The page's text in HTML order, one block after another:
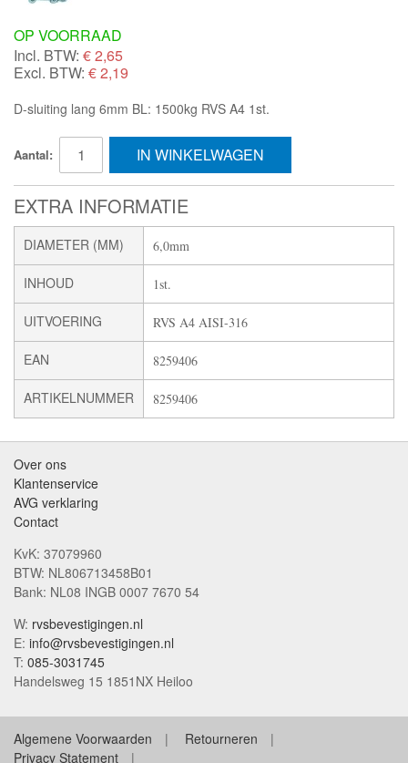
OP VOORRAAD
Incl. BTW: €2,65
Excl. BTW: € 2,19
D-sluiting lang 6mm BL: 1500kg RVS A4 1st.
Aantal: IN WINKELWAGEN
EXTRA INFORMATIE
DIAMETER (MM) 6,0mm
INHOUD 1st.
UITVOERING RVS A4 AISI-316
EAN 8259406
ARTIKELNUMMER 8259406
Over ons
Klantenservice
AVG verklaring
Contact
KvK: 37079960
BTW: NL806713458B01
Bank: NL08 INGB 0007 7670 54
W: rvsbevestigingen.nl
E: info@rvsbevestigingen.nl
T: 085-3031745
Handelsweg 15 1851NX Heiloo
Algemene Voorwaarden
Retourneren
Privacy Statement